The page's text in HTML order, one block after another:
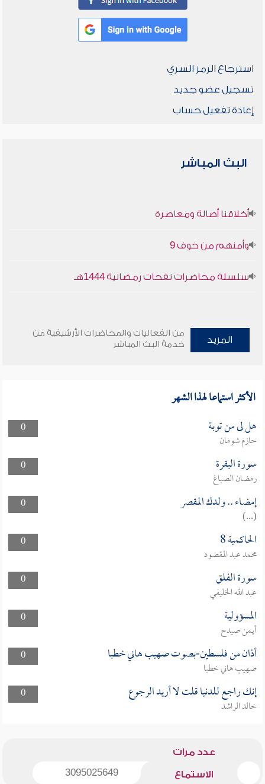
استرجاع الرمز السري
تسجيل عضو جديد
إعادة تفعيل حساب
البث المباشر
أخلاقنا أصالة ومعاصرة
وأمنهم من خوف 9
سلسلة محاضرات نفحات رمضانية 1444هـ
المزيد
من الفعاليات والمحاضرات الأرشيفية من
خدمة البث المباشر
الأكثر استماعا لهذا الشهر
0 هل لى من توبة
حازم شومان
0
سورة البقرة
رمضان الصباغ
0
إمضاء .. ولدك المقصر
(...)
0
الحاكمية 8
محمد عبد المقصود
0
سورة الفلق
عبد الله الخليفي
0
المسؤولية
أيمن صيدح
0
أذان من فلسطين-بصوت صهيب هاني خطبا
صهيب هاني خطبا
0
إنك راجع للدنيا قلت لا أريد الرجوع
خالد الراشد
عدد مرات
الاستماع 3095025649